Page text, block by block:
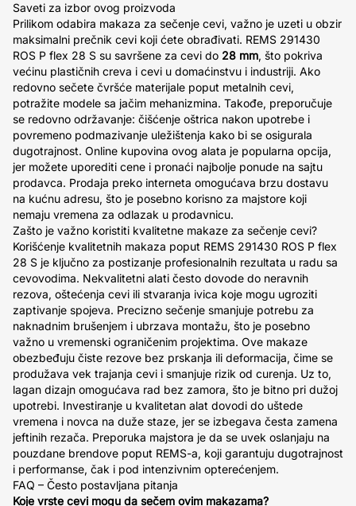
Saveti za izbor ovog proizvoda
Prilikom odabira makaza za sečenje cevi, važno je uzeti u obzir
maksimalni prečnik cevi koji ćete obrađivati. REMS 291430
ROS P flex 28 S su savršene za cevi do 28 mm, što pokriva
većinu plastičnih creva i cevi u domaćinstvu i industriji. Ako
redovno sečete čvršće materijale poput metalnih cevi,
potražite modele sa jačim mehanizmina. Takođe, preporučuje
se redovno održavanje: čišćenje oštrica nakon upotrebe i
povremeno podmazivanje uležištenja kako bi se osigurala
dugotrajnost. Online kupovina ovog alata je popularna opcija,
jer možete uporediti cene i pronaći najbolje ponude na sajtu
prodavca. Prodaja preko interneta omogućava brzu dostavu
na kućnu adresu, što je posebno korisno za majstore koji
nemaju vremena za odlazak u prodavnicu.
Zašto je važno koristiti kvalitetne makaze za sečenje cevi?
Korišćenje kvalitetnih makaza poput REMS 291430 ROS P flex
28 S je ključno za postizanje profesionalnih rezultata u radu sa
cevovodima. Nekvalitetni alati često dovode do neravnih
rezova, oštećenja cevi ili stvaranja ivica koje mogu ugroziti
zaptivanje spojeva. Precizno sečenje smanjuje potrebu za
naknadnim brušenjem i ubrzava montažu, što je posebno
važno u vremenski ograničenim projektima. Ove makaze
obezbeđuju čiste rezove bez prskanja ili deformacija, čime se
produžava vek trajanja cevi i smanjuje rizik od curenja. Uz to,
lagan dizajn omogućava rad bez zamora, što je bitno pri dužoj
upotrebi. Investiranje u kvalitetan alat dovodi do uštede
vremena i novca na duže staze, jer se izbegava česta zamena
jeftinih rezača. Preporuka majstora je da se uvek oslanjaju na
pouzdane brendove poput REMS-a, koji garantuju dugotrajnost
i performanse, čak i pod intenzivnim opterećenjem.
FAQ – Često postavljana pitanja
Koje vrste cevi mogu da sečem ovim makazama?